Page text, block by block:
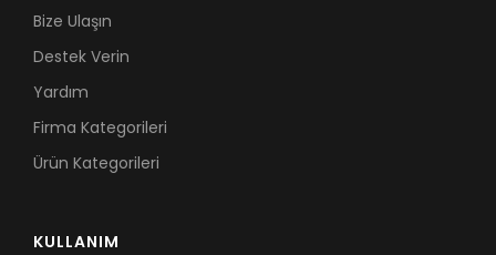
Bize Ulaşın
Destek Verin
Yardım
Firma Kategorileri
Ürün Kategorileri
KULLANIM